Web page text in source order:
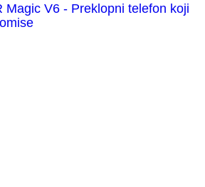
Magic V6 - Preklopni telefon koji